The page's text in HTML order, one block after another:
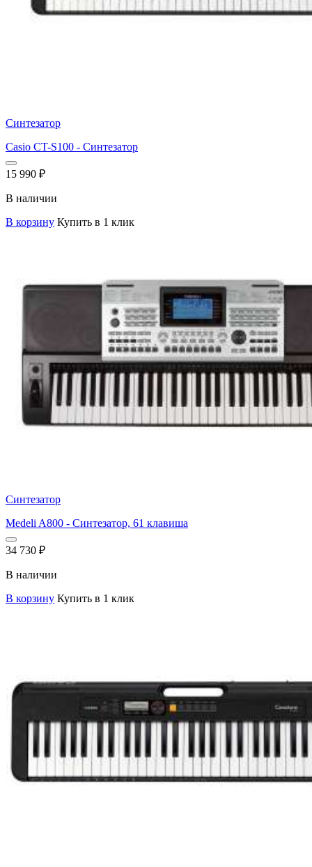
Синтезатор
Casio CT-S100 - Синтезатор
15 990 ₽
В наличии
В корзину Купить в 1 клик
Синтезатор
Medeli A800 - Синтезатор, 61 клавиша
34 730 ₽
В наличии
В корзину Купить в 1 клик